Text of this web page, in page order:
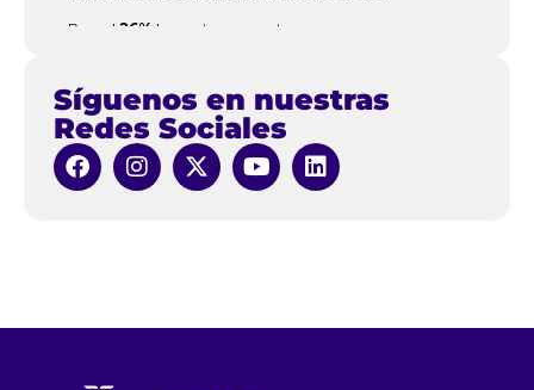
Para el 26% las ventas aumentaron y para
promedio es de un 12% , para los que mencionaron
disminución, ésta fue del25%.
Comportamiento de ventas por sector
Septiembre 2017
Síguenos en nuestras
Redes Sociales